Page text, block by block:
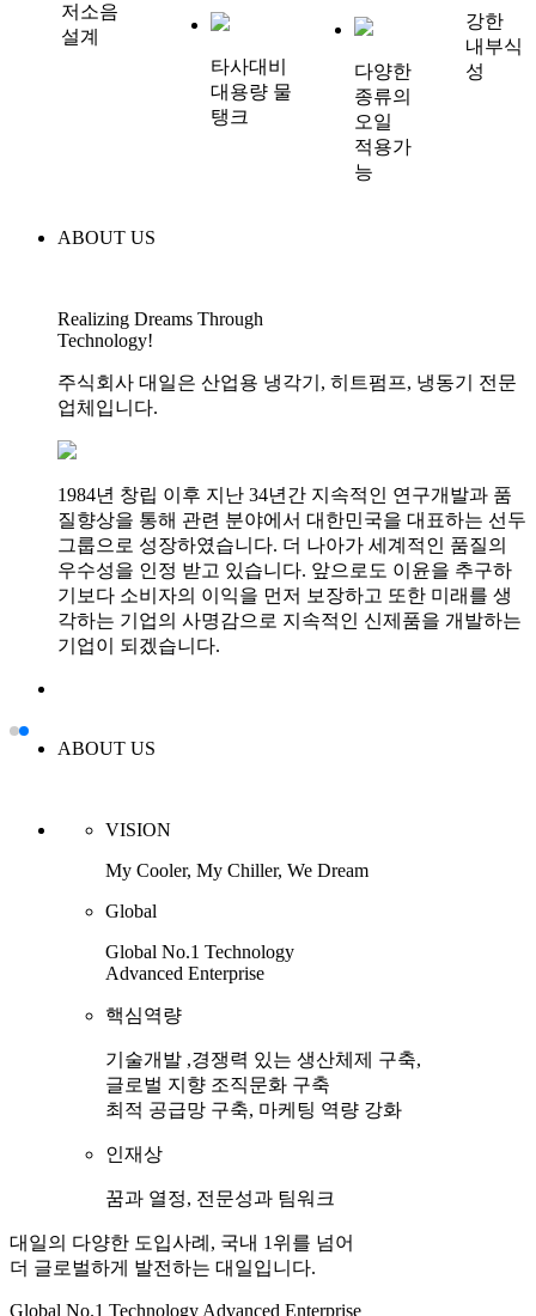
저소음
설계
타사대비
대용량 물
탱크
다양한
종류의
오일
적용가
능
강한
내부식
성
ABOUT US
Realizing Dreams Through
Technology!
주식회사 대일은 산업용 냉각기, 히트펌프, 냉동기 전문
업체입니다.
1984년 창립 이후 지난 34년간 지속적인 연구개발과 품
질향상을 통해 관련 분야에서 대한민국을 대표하는 선두
그룹으로 성장하였습니다. 더 나아가 세계적인 품질의
우수성을 인정 받고 있습니다. 앞으로도 이윤을 추구하
기보다 소비자의 이익을 먼저 보장하고 또한 미래를 생
각하는 기업의 사명감으로 지속적인 신제품을 개발하는
기업이 되겠습니다.
ABOUT US
Realizing Dreams Through
Technology!
주식회사 대일은 산업용 냉각기, 히트펌프, 냉동기 전문
업체입니다.
1984년 창립 이후 지난 34년간 지속적인 연구개발과 품
질향상을 통해 관련 분야에서 대한민국을 대표하는 선두
그룹으로 성장하였습니다. 더 나아가 세계적인 품질의
우수성을 인정 받고 있습니다. 앞으로도 이윤을 추구하
기보다 소비자의 이익을 먼저 보장하고 또한 미래를 생
각하는 기업의 사명감으로 지속적인 신제품을 개발하는
기업이 되겠습니다.
ABOUT US
Realizing Dreams Through
Technology!
주식회사 대일은 산업용 냉각기, 히트펌프, 냉동기 전문
업체입니다.
1984년 창립 이후 지난 34년간 지속적인 연구개발과 품
질향상을 통해 관련 분야에서 대한민국을 대표하는 선두
그룹으로 성장하였습니다. 더 나아가 세계적인 품질의
우수성을 인정 받고 있습니다. 앞으로도 이윤을 추구하
기보다 소비자의 이익을 먼저 보장하고 또한 미래를 생
각하는 기업의 사명감으로 지속적인 신제품을 개발하는
기업이 되겠습니다.
ABOUT US
Realizing Dreams Through
Technology!
주식회사 대일은 산업용 냉각기, 히트펌프, 냉동기 전문
업체입니다.
1984년 창립 이후 지난 34년간 지속적인 연구개발과 품
질향상을 통해 관련 분야에서 대한민국을 대표하는 선두
그룹으로 성장하였습니다. 더 나아가 세계적인 품질의
우수성을 인정 받고 있습니다. 앞으로도 이윤을 추구하
기보다 소비자의 이익을 먼저 보장하고 또한 미래를 생
각하는 기업의 사명감으로 지속적인 신제품을 개발하는
기업이 되겠습니다.
ABOUT US
VISION
My Cooler, My Chiller, We Dream
Global
Global No.1 Technology
Advanced Enterprise
핵심역량
기술개발 ,경쟁력 있는 생산체제 구축,
글로벌 지향 조직문화 구축
최적 공급망 구축, 마케팅 역량 강화
인재상
꿈과 열정, 전문성과 팀워크
대일의 다양한 도입사례, 국내 1위를 넘어
더 글로벌하게 발전하는 대일입니다.
Global No.1 Technology Advanced Enterprise